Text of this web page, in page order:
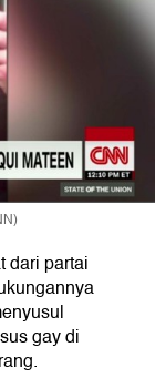
dari partai
gay di